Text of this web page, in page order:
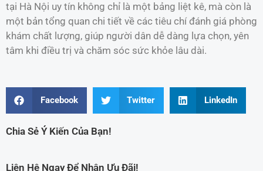
tại Hà Nội uy tín không chỉ là một bảng liệt kê, mà còn là
một bản tổng quan chi tiết về các tiêu chí đánh giá phòng
khám chất lượng, giúp người dân dễ dàng lựa chọn, yên
tâm khi điều trị và chăm sóc sức khỏe lâu dài.
Facebook Twitter LinkedIn
Chia Sẻ Ý Kiến Của Bạn!
Liên Hệ Ngay Để Nhận Ưu Đãi!